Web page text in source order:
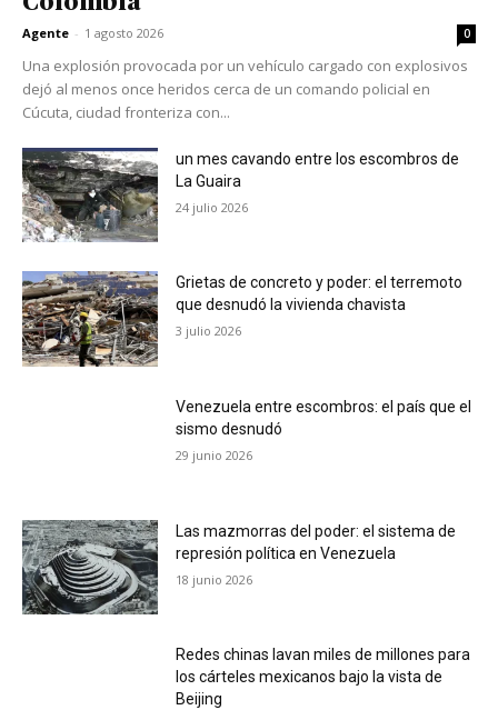
Agente - 1 agosto 2026 0
Una explosión provocada por un vehículo cargado con explosivos
dejó al menos once heridos cerca de un comando policial en
Cúcuta, ciudad fronteriza con...
un mes cavando entre los escombros de
La Guaira
24 julio 2026
Grietas de concreto y poder: el terremoto
que desnudó la vivienda chavista
3 julio 2026
Venezuela entre escombros: el país que el
sismo desnudó
29 junio 2026
Las mazmorras del poder: el sistema de
represión política en Venezuela
18 junio 2026
Redes chinas lavan miles de millones para
los cárteles mexicanos bajo la vista de
Beijing